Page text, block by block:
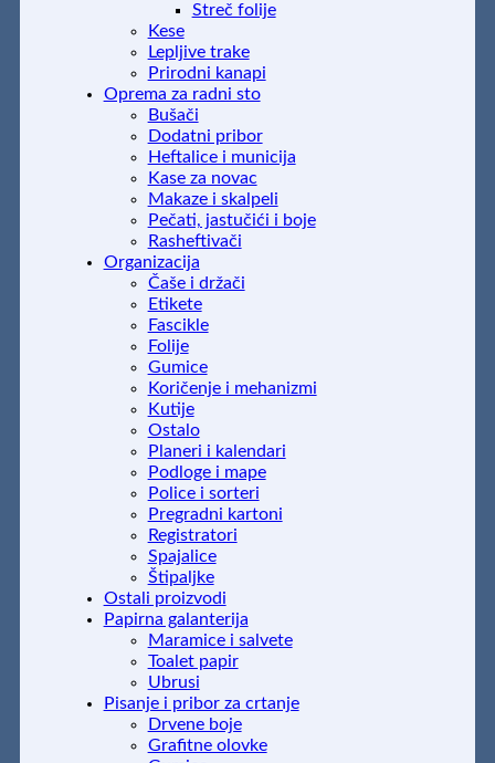
Streč folije
Kese
Lepljive trake
Prirodni kanapi
Oprema za radni sto
Bušači
Dodatni pribor
Heftalice i municija
Kase za novac
Makaze i skalpeli
Pečati, jastučići i boje
Rasheftivači
Organizacija
Čaše i držači
Etikete
Fascikle
Folije
Gumice
Koričenje i mehanizmi
Kutije
Ostalo
Planeri i kalendari
Podloge i mape
Police i sorteri
Pregradni kartoni
Registratori
Spajalice
Štipaljke
Ostali proizvodi
Papirna galanterija
Maramice i salvete
Toalet papir
Ubrusi
Pisanje i pribor za crtanje
Drvene boje
Grafitne olovke